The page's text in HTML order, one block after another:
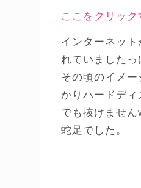
ここをクリッ
インターネッ
れていましたっ
その頃のイメ
かりハードデ
でも抜けません
蛇足でした。